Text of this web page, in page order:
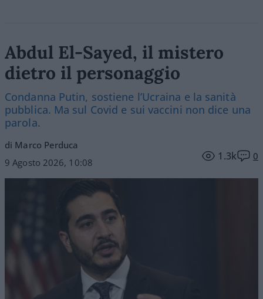
Abdul El-Sayed, il mistero
dietro il personaggio
Condanna Putin, sostiene l’Ucraina e la sanità
pubblica. Ma sul Covid e sui vaccini non dice una
parola.
di Marco Perduca
9 Agosto 2026, 10:08
1.3k 0